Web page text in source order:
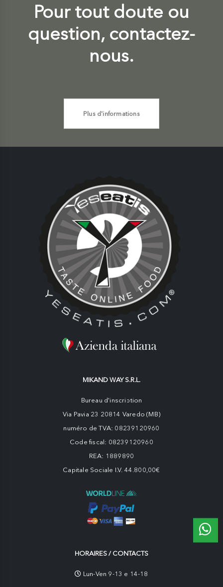
Pour tout doute ou
question, contactez-
nous.
Plus d'informations
MIKAND WAY S.R.L.
Bureau d'inscription
Via Pavia 23 20814 Varedo (MB)
numéro de TVA: 08239120960
Code fiscal: 08239120960
REA: 1889890
Capitale Sociale I.V. 44.800,00€
HORAIRES / CONTACTS
Lun-Ven 9-13 e 14-18